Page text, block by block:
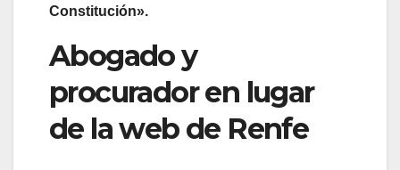
Constitución».
Abogado y
procurador en lugar
de la web de Renfe